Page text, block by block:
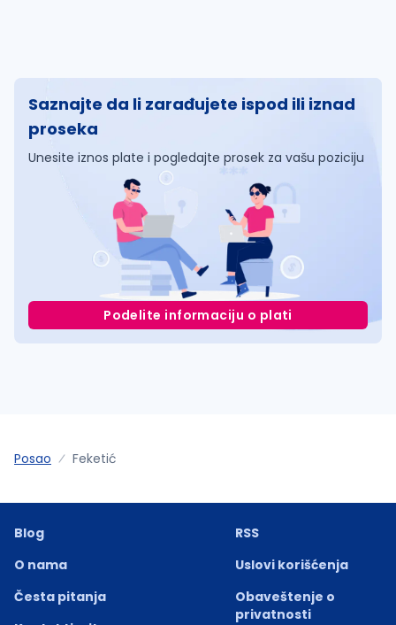
Saznajte da li zarađujete ispod ili iznad
proseka
Unesite iznos plate i pogledajte prosek za vašu poziciju
Podelite informaciju o plati
Posao Feketić
Blog
O nama
Česta pitanja
RSS
Uslovi korišćenja
Obaveštenje o
privatnosti